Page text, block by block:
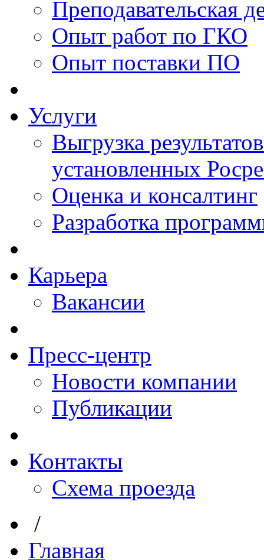
Преподавательская
Опыт работ по ГКО
Опыт поставки ПО
Услуги
Выгрузка
установленных
Оценка и консалтинг
Разработка
Карьера
Вакансии
Пресс-центр
Новости компании
Публикации
Контакты
Схема проезда
/
Главная